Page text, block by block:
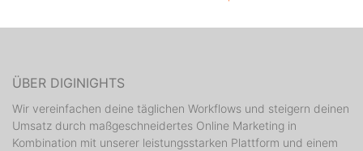
ÜBER DIGINIGHTS
Wir vereinfachen deine täglichen Workflows und steigern deinen
Umsatz durch maßgeschneidertes Online Marketing in
Kombination mit unserer leistungsstarken Plattform und einem